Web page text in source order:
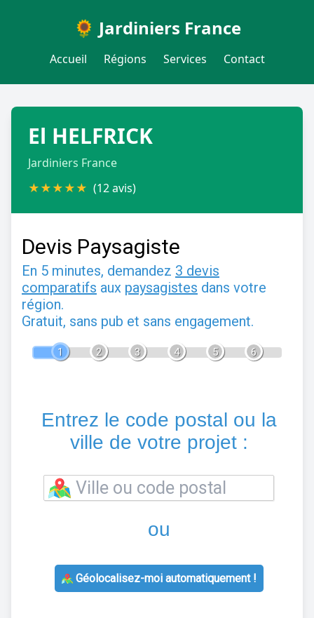
🌻 Jardiniers France
Accueil Régions Services Contact
El HELFRICK
Jardiniers France
★★★★★ (12 avis)
Devis Paysagiste
En 5 minutes, demandez 3 devis
comparatifs aux paysagistes dans votre
région.
Gratuit, sans pub et sans engagement.
1 2 3 4 5 6
Entrez le code postal ou la
ville de votre projet :
ou
Géolocalisez-moi automatiquement !